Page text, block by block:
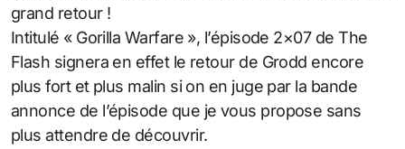
grand retour !
Intitulé « Gorilla Warfare », l’épisode 2×07 de The
Flash signera en effet le retour de Grodd encore
plus fort et plus malin si on en juge par la bande
annonce de l’épisode que je vous propose sans
plus attendre de découvrir.